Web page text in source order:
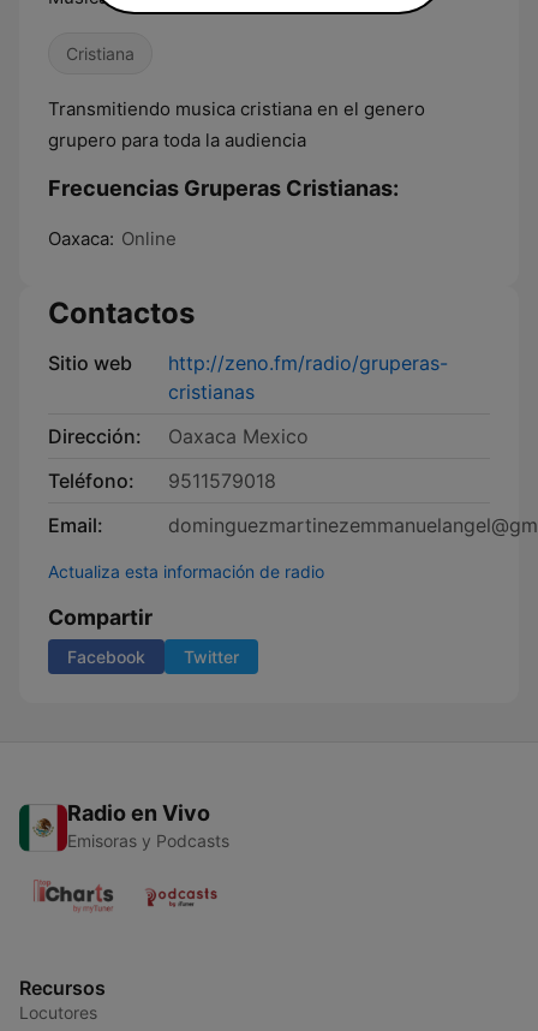
Cristiana
Transmitiendo musica cristiana en el genero
grupero para toda la audiencia
Frecuencias Gruperas Cristianas:
Oaxaca: Online
Contactos
Sitio web
http://zeno.fm/radio/gruperas-
cristianas
Dirección:
Oaxaca Mexico
Teléfono:
9511579018
Email:
Actualiza esta información de radio
Compartir
Facebook Twitter
Radio en Vivo
Emisoras y Podcasts
Recursos
Locutores